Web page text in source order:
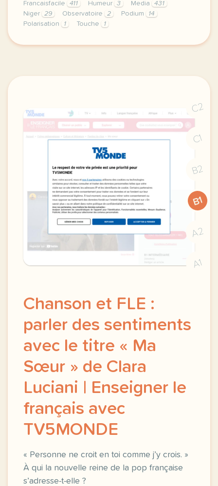
Francaisfacile
411 Humeur 3 Media
431
Niger
29 Observatoire 2 Podium
14
Polarisation
1 Touche 1
exercice b2 podium monter sur le podium avec
C2
C1
B2
B1
A2
A1
Chanson et FLE :
parler des sentiments
avec le titre « Ma
Sœur » de Clara
Luciani | Enseigner le
français avec
TV5MONDE
« Personne ne croit en toi comme j’y crois. »
À qui la nouvelle reine de la pop française
s’adresse-t-elle ?